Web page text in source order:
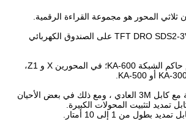
ثلاثي المحور هو مجموعة القراءة الرقمية.
يوصى بوضع شاشة TFT DRO SDS2-3VA على الصندوق الكهربائي
في المحور Z، استخدم حاكم الشبكة KA-600؛ في المحورين X و Z1،
يتم توفير قواعد الشبكة مع كابل 3M العادي ، ومع ذلك في بعض الأحيان
تمديد لتثبيت المحولات الكبيرة.
بطول من 1 إلى 10 أمتار.